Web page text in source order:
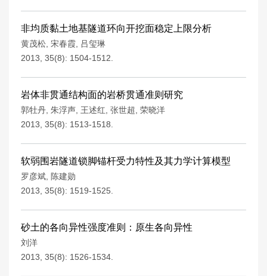
非均质黏土地基隧道环向开挖面稳定上限分析
黄茂松 宋春霞
吕玺琳
2013, 35(8): 1504-1512.
岩体非贯通结构面的岩桥贯通准则研究
郭牡丹 朱浮声 王述红 张世超
荣晓洋
2013, 35(8): 1513-1518.
软弱围岩隧道锁脚锚杆受力特性及其力学计算模型
罗彦斌
陈建勋
2013, 35(8): 1519-1525.
砂土的各向异性强度准则：原生各向异性
刘洋
2013, 35(8): 1526-1534.